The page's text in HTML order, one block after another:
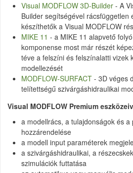
Visual MODFLOW 3D-Builder - A
Builder segítségével rácsfüggetlen
készíthetők a Visual MODFLOW
MIKE 11 - a MIKE 11 alapvető
komponense most már részét
téve a felszíni és felszínalatti vizek
modellezését
MODFLOW-SURFACT - 3D véges
telítettségű szivárgáshidraulikai
Visual MODFLOW Premium
a modellrács, a tulajdonságok és
hozzárendelése
a modell input paraméterek
a szivárgáshidraulikai, a
szimulációk futtatása